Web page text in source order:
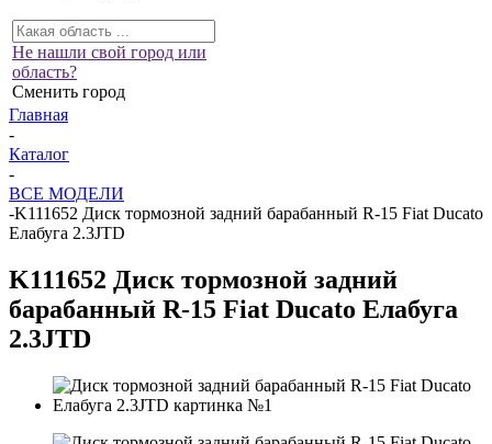
Не нашли свой город или
область?
Сменить город
Главная
-
Каталог
-
ВСЕ МОДЕЛИ
-K111652 Диск тормозной задний барабанный R-15 Fiat Ducato
Елабуга 2.3JTD
K111652 Диск тормозной задний
барабанный R-15 Fiat Ducato Елабуга
2.3JTD